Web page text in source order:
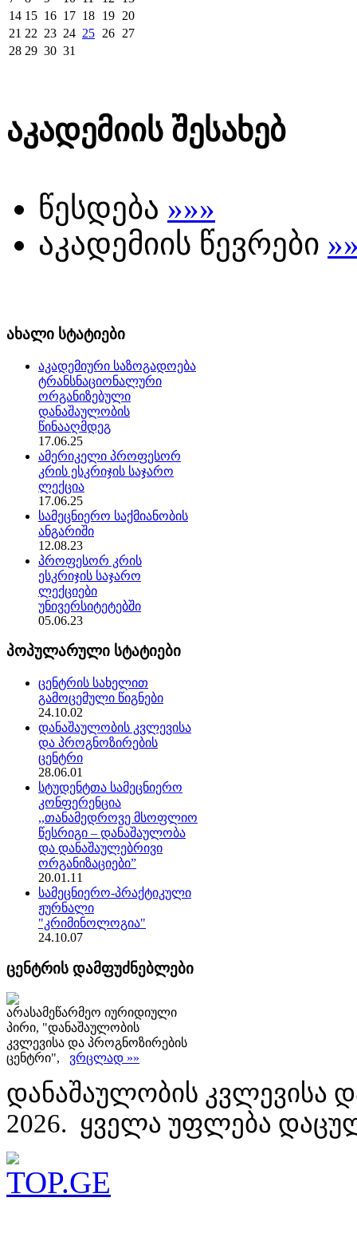
14 15 16 17 18 19 20
21 22 23 24 25 26 27
28 29 30 31
აკადემიის შესახებ
წესდება »»»
აკადემიის წევრები
ახალი სტატიები
აკადემიური საზოგადოება
ტრანსნაციონალური
ორგანიზებული
დანაშაულობის
წინააღმდეგ
17.06.25
ამერიკელი პროფესორ
კრის ესკრიჯის საჯარო
ლექცია
17.06.25
სამეცნიერო საქმიანობის
ანგარიში
12.08.23
პროფესორ კრის
ესკრიჯის საჯარო
ლექციები
უნივერსიტეტებში
05.06.23
პოპულარული სტატიები
ცენტრის სახელით
გამოცემული წიგნები
24.10.02
დანაშაულობის კვლევისა
და პროგნოზირების
ცენტრი
28.06.01
სტუდენტთა სამეცნიერო
კონფერენცია
,,თანამედროვე მსოფლიო
წესრიგი – დანაშაულობა
და დანაშაულებრივი
ორგანიზაციები”
20.01.11
სამეცნიერო-პრაქტიკული
ჟურნალი
"კრიმინოლოგია"
24.10.07
ცენტრის დამფუძნებლები
არასამეწარმეო იურიდიული
პირი, "დანაშაულობის
კვლევისა და პროგნოზირების
ცენტრი", ვრცლად »»
დანაშაულობის კვლევისა
2026. ყველა უფლება